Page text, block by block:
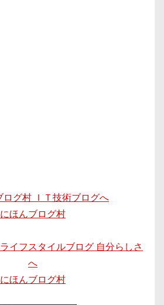
にほんブログ村
にほんブログ村